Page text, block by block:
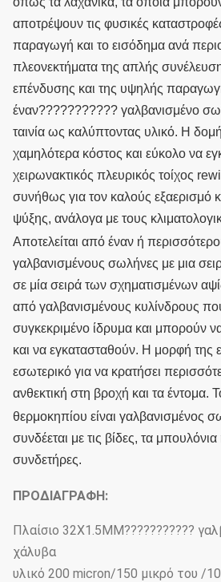
αποτρέψουν τις φυσικές
παραγωγή και το εισόδημα ανά
πλεονεκτήματα της απλής
επένδυσης και της υψηλής
έναν??????????? γαλβανισμένο
ταινία ως καλύπτοντας υλικό. Η
χαμηλότερα κόστος και εύκολο να
χειρωνακτικός πλευρικός τοίχος
συνήθως για τον καλούς εξαερισμό
ψύξης, ανάλογα με τους
Αποτελείται από έναν ή
γαλβανισμένους σωλήνες με μια
σε μία σειρά των σχηματισμένων
από γαλβανισμένους κυλίνδρους
συγκεκριμένο ίδρυμα και μπορούν
και να εγκατασταθούν. Η μορφή της
εσωτερικό για να κρατήσει
ανθεκτική στη βροχή και τα έντομα.
θερμοκηπίου είναι γαλβανισμένος
συνδέεται με τις βίδες, τα
συνδετήρες.
ΠΡΟΔΙΑΓΡΑΦΗ:
Πλαίσιο 32X1.5MM???????????
χάλυβα
υλικό 200 micron/150 μικρό του /